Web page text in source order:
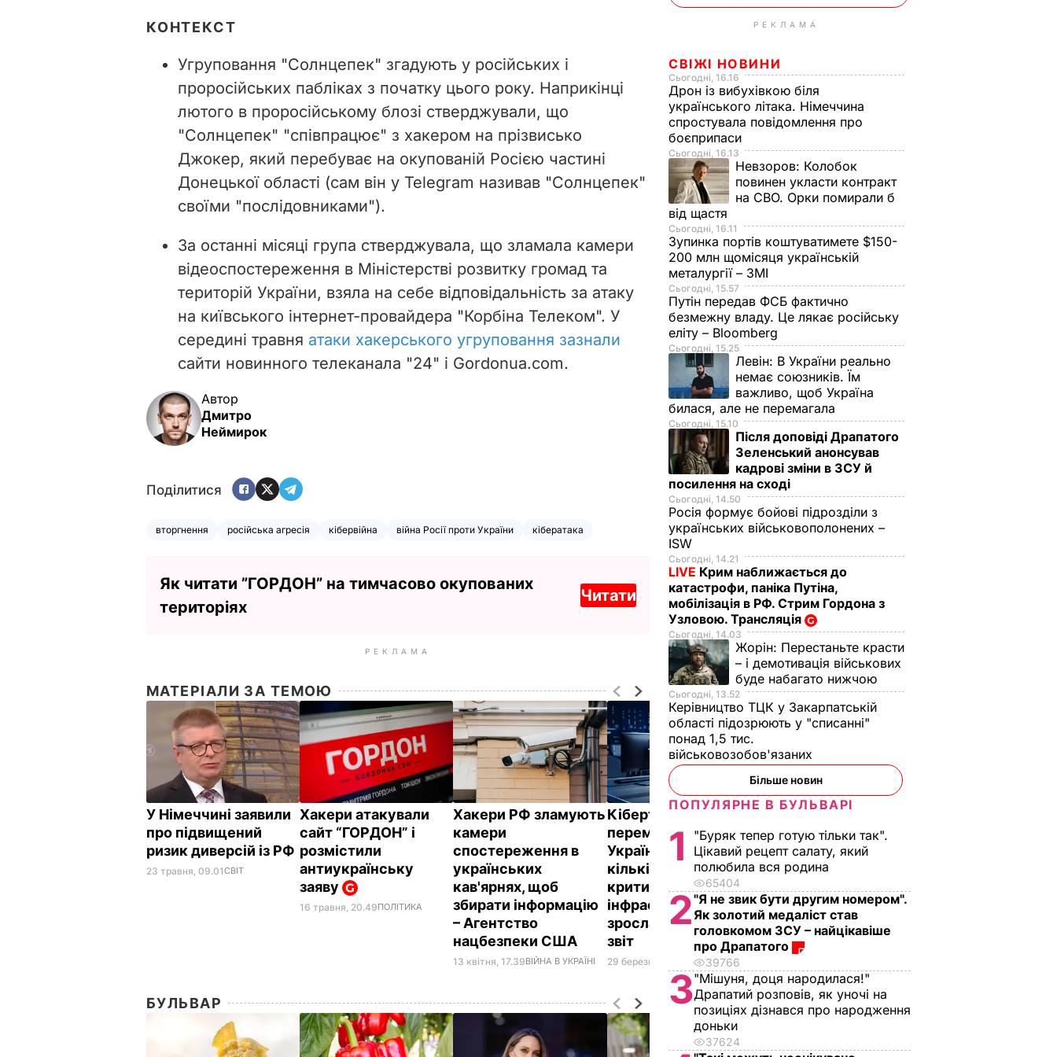
КОНТЕКСТ
Угруповання "Солнцепек" згадують у російських і
проросійських пабліках з початку цього року. Наприкінці
лютого в проросійському блозі стверджували, що
"Солнцепек" "співпрацює" з хакером на прізвисько
Джокер, який перебуває на окупованій Росією частині
Донецької області (сам він у Telegram називав "Солнцепек"
своїми "послідовниками").
За останні місяці група стверджувала, що зламала камери
відеоспостереження в Міністерстві розвитку громад та
територій України, взяла на себе відповідальність за атаку
на київського інтернет-провайдера "Корбіна Телеком". У
середині травня атаки хакерського угруповання зазнали
сайти новинного телеканала "24" і Gordonua.com.
Автор
Дмитро
Неймирок
Поділитися
вторгнення російська агресія кібервійна війна Росії проти України кібератака
Як читати ”ГОРДОН” на тимчасово окупованих
територіях
Читати
РЕКЛАМА
МАТЕРІАЛИ ЗА ТЕМОЮ
У Німеччині заявили
про підвищений
ризик диверсій із РФ
23 травня, 09.01СВІТ
Хакери атакували
сайт “ГОРДОН” і
розмістили
антиукраїнську
заяву
16 травня, 20.49ПОЛІТИКА
Хакери РФ зламують
камери
спостереження в
українських
кав'ярнях, щоб
збирати інформацію
– Агентство
нацбезпеки США
13 квітня, 17.39ВІЙНА В УКРАЇНІ
Кібертерористи
перемкнулися з
України на Європу,
кількість атак по
критичній
інфраструктурі там
зросла вчетверо –
звіт
29 березня, 13.31 СВІТ
БУЛЬВАР
РЕКЛАМА
СВІЖІ НОВИНИ
Сьогодні, 16.16
Дрон із вибухівкою біля
українського літака. Німеччина
спростувала повідомлення про
боєприпаси
Сьогодні, 16.13
Невзоров: Колобок
повинен укласти контракт
на СВО. Орки помирали б
від щастя
Сьогодні, 16.11
Зупинка портів коштуватимете $150-
200 млн щомісяця українській
металургії – ЗМІ
Сьогодні, 15.57
Путін передав ФСБ фактично
безмежну владу. Це лякає російську
еліту – Bloomberg
Сьогодні, 15.25
Левін: В України реально
немає союзників. Їм
важливо, щоб Україна
билася, але не перемагала
Сьогодні, 15.10
Після доповіді Драпатого
Зеленський анонсував
кадрові зміни в ЗСУ й
посилення на сході
Сьогодні, 14.50
Росія формує бойові підрозділи з
українських військовополонених –
ISW
Сьогодні, 14.21
LIVE Крим наближається до
катастрофи, паніка Путіна,
мобілізація в РФ. Стрим Гордона з
Узловою. Трансляція
Сьогодні, 14.03
Жорін: Перестаньте красти
– і демотивація військових
буде набагато нижчою
Сьогодні, 13.52
Керівництво ТЦК у Закарпатській
області підозрюють у "списанні"
понад 1,5 тис.
військовозобов'язаних
Більше новин
ПОПУЛЯРНЕ В БУЛЬВАРІ
1
"Буряк тепер готую тільки так".
Цікавий рецепт салату, який
полюбила вся родина
65404
2"Я не звик бути другим номером".
Як золотий медаліст став
головкомом ЗСУ – найцікавіше
про Драпатого
39766
3"Мішуня, доця народилася!"
Драпатий розповів, як уночі на
позиціях дізнався про народження
доньки
37624